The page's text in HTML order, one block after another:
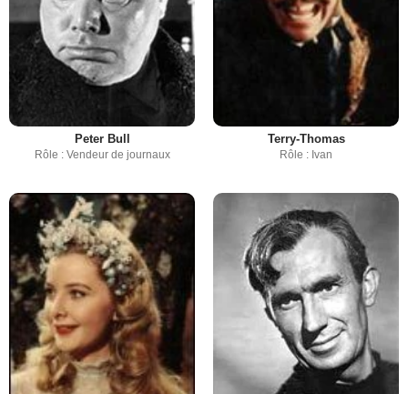
Peter Bull
Rôle : Vendeur de journaux
Terry-Thomas
Rôle : Ivan